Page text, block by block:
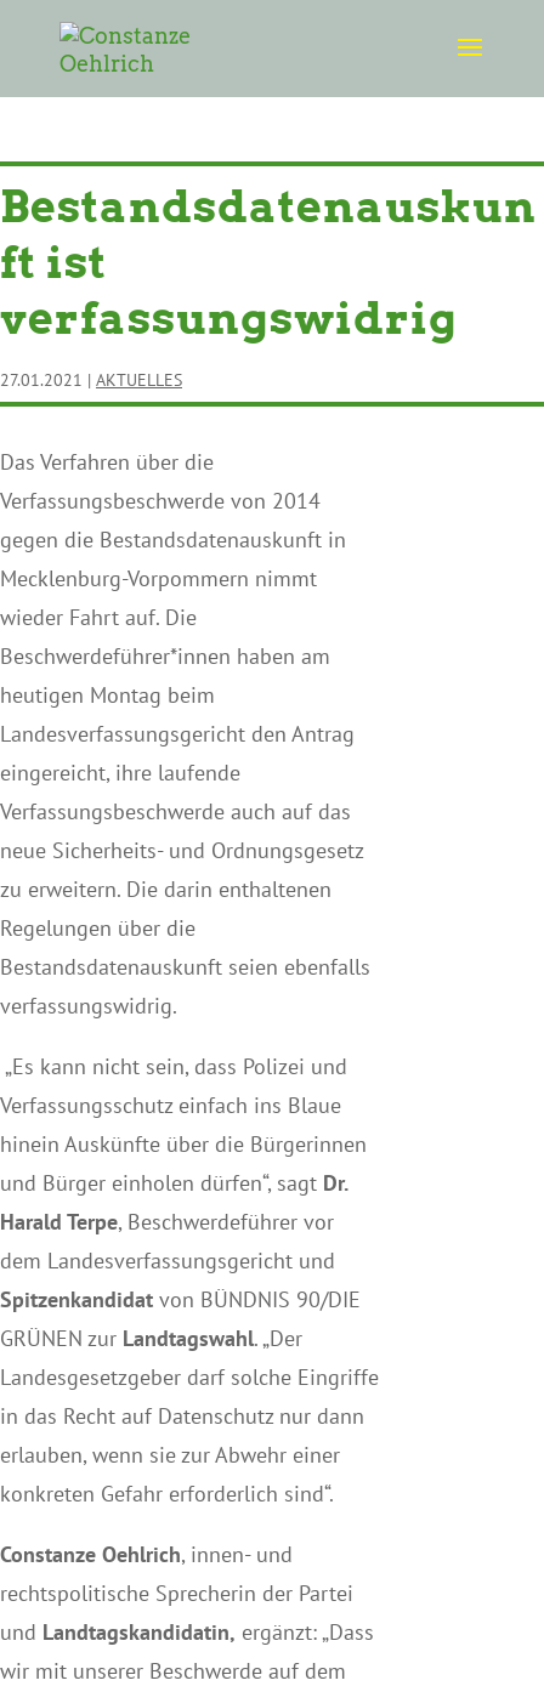
Bestandsdatenauskun
ft ist
verfassungswidrig
27.01.2021 | AKTUELLES
Das Verfahren über die
Verfassungsbeschwerde von 2014
gegen die Bestandsdatenauskunft in
Mecklenburg-Vorpommern nimmt
wieder Fahrt auf. Die
Beschwerdeführer*innen haben am
heutigen Montag beim
Landesverfassungsgericht den Antrag
eingereicht, ihre laufende
Verfassungsbeschwerde auch auf das
neue Sicherheits- und Ordnungsgesetz
zu erweitern. Die darin enthaltenen
Regelungen über die
Bestandsdatenauskunft seien ebenfalls
verfassungswidrig.
„Es kann nicht sein, dass Polizei und
Verfassungsschutz einfach ins Blaue
hinein Auskünfte über die Bürgerinnen
und Bürger einholen dürfen“, sagt Dr.
Harald Terpe, Beschwerdeführer vor
dem Landesverfassungsgericht und
Spitzenkandidat von BÜNDNIS 90/DIE
GRÜNEN zur Landtagswahl. „Der
Landesgesetzgeber darf solche Eingriffe
in das Recht auf Datenschutz nur dann
erlauben, wenn sie zur Abwehr einer
konkreten Gefahr erforderlich sind“.
Constanze Oehlrich, innen- und
rechtspolitische Sprecherin der Partei
und Landtagskandidatin, ergänzt: „Dass
wir mit unserer Beschwerde auf dem